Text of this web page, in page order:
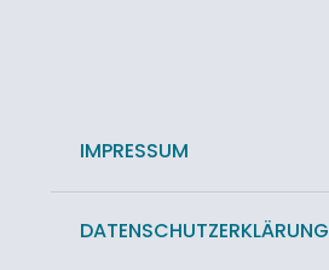
IMPRESSUM
DATENSCHUTZERKLÄRUNG